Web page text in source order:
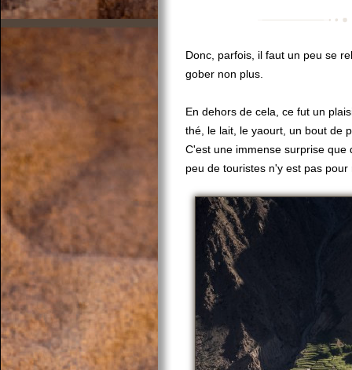
Donc, parfois, il faut un peu se
gober non plus.
En dehors de cela, ce fut un
thé, le lait, le yaourt, un bout de
C'est une immense surprise
peu de touristes n'y est pas